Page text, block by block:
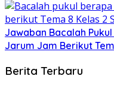
Jawaban Bacalah
Jarum Jam Berikut
Berita Terbaru